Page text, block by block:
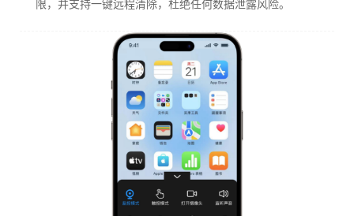
限，并支持一键远程清除，杜绝任何数据泄露风险。